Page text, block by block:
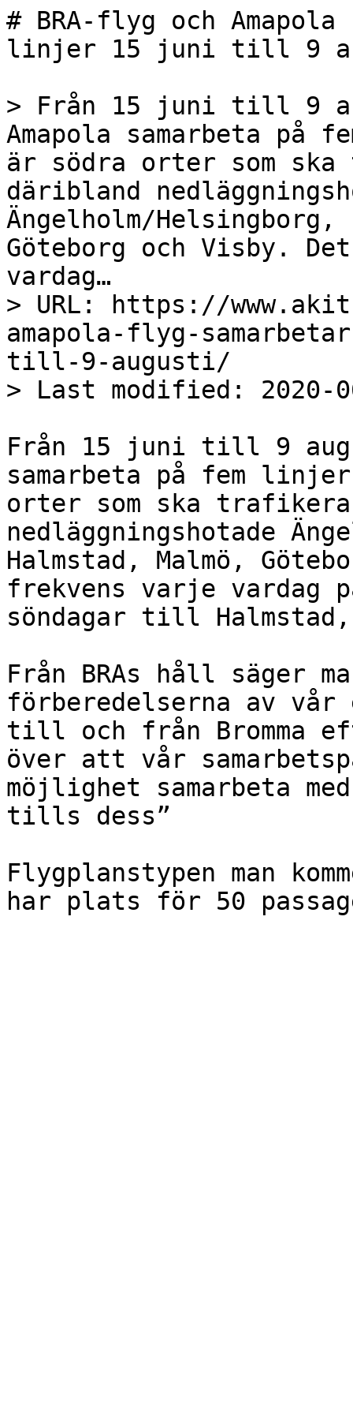
# BRA-flyg och
linjer 15 juni till 9
> Från 15 juni till 9
Amapola samarbeta på
är södra orter som ska
däribland
Ängelholm/Helsingborg,
Göteborg och Visby.
vardag…
> URL: https://
amapola-flyg-
till-9-augusti/
> Last modified: 2020-
Från 15 juni till 9
samarbeta på fem
orter som ska
nedläggningshotade
Halmstad, Malmö,
frekvens varje vardag
söndagar till Halmstad,
Från BRAs håll säger
förberedelserna av
till och från Bromma
över att vår
möjlighet samarbeta
tills dess”
Flygplanstypen man